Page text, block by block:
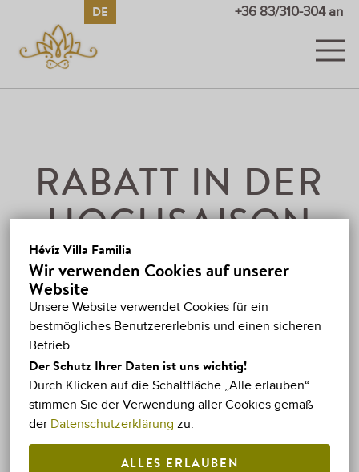
Hévíz Villa Familia
Wir verwenden Cookies auf unserer
Website
Unsere Website verwendet Cookies für ein
bestmögliches Benutzererlebnis und einen sicheren
Betrieb.
Der Schutz Ihrer Daten ist uns wichtig!
Durch Klicken auf die Schaltfläche „Alle erlauben“
stimmen Sie der Verwendung aller Cookies gemäß
der Datenschutzerklärung zu.
ALLES ERLAUBEN
+36 83/310-304 an
DE
SONDERANGEBOTE
HÉVÍZ
KARTE
RABATT IN DER
HOCHSAISON
2026.
0 FT/fő/éj
Informieren Sie sich über unsere Sonderpreise
von 27.04.- bis 30.09.2026.